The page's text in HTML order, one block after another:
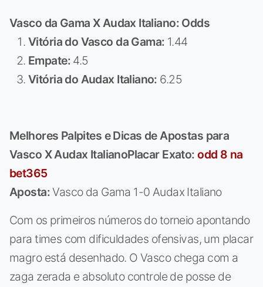
Vasco da Gama X Audax Italiano: Odds
Vitória do Vasco da Gama: 1.44
Empate:4.5
Vitória do Audax Italiano: 6.25
Melhores Palpites e Dicas de Apostas para
Vasco X Audax ItalianoPlacar Exato:odd 8 na
bet365
Aposta:Vasco da Gama 1-0 Audax Italiano
Com os primeiros números do torneio apontando
para times com dificuldades ofensivas, um placar
magro está desenhado. O Vasco chega com a
zaga zerada e absoluto controle de posse de